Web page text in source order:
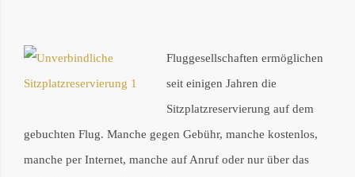
Geschrieben
von
Därr
Fluggesellschaften ermöglichen
seit einigen Jahren die
Sitzplatzreservierung auf dem
gebuchten Flug. Manche gegen Gebühr, manche kostenlos,
manche per Internet, manche auf Anruf oder nur über das